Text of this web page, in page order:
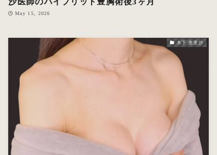
May 15, 2026
木下 恵里沙